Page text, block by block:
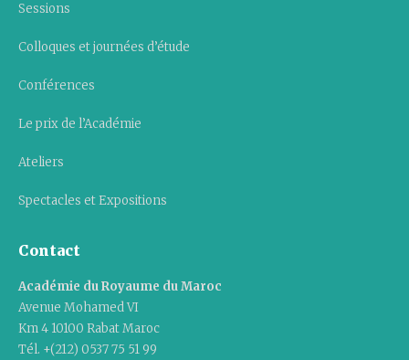
Sessions
Colloques et journées d’étude
Conférences
Le prix de l’Académie
Ateliers
Spectacles et Expositions
Contact
Académie du Royaume du Maroc
Avenue Mohamed VI
Km 4 10100 Rabat Maroc
Tél. +(212) 0537 75 51 99